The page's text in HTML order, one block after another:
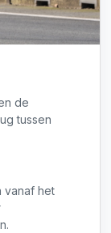
de
tussen
vanaf het